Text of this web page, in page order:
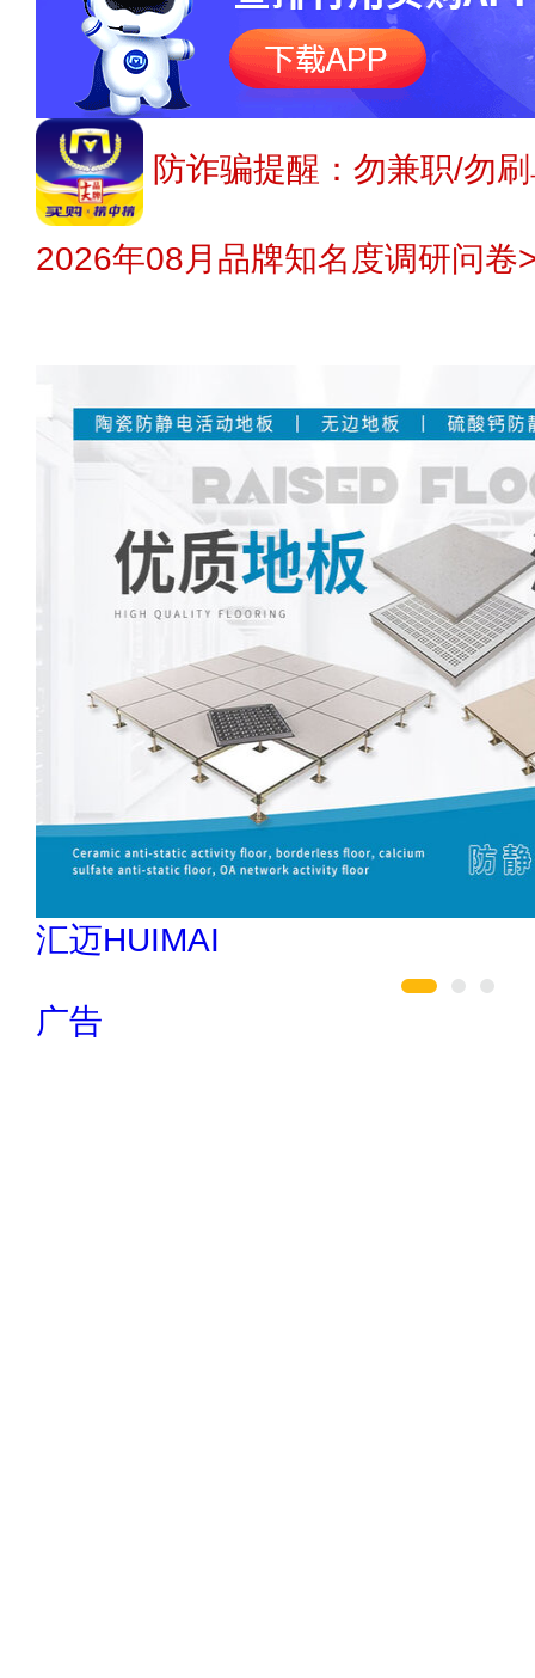
防诈骗提醒：勿兼职/勿
2026年08月品牌知名度调研问卷
万嘉WANJIA 400-861-6677
广告